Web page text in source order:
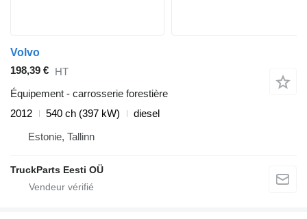
Volvo
198,39 € HT
Équipement - carrosserie forestière
2012
540 ch (397 kW)
diesel
Estonie, Tallinn
TruckParts Eesti OÜ